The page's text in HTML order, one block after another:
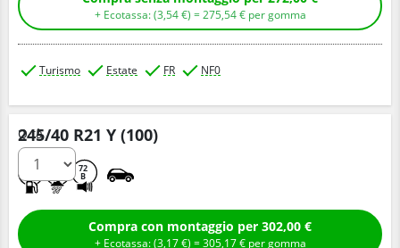
+ Ecotassa: (3,54€ ) =275,54€ per gomma
Turismo Estate FR NF0
245/40 R21 Y (100)
72
B
Q.tà
Compra con montaggio per 302,00 €
+ Ecotassa: (3,17€ ) =305,17€ per gomma